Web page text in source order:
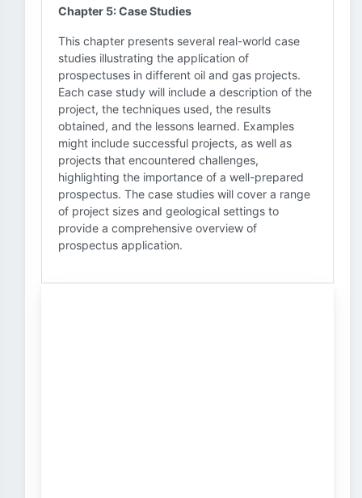
Chapter 5: Case Studies
This chapter presents several real-world case
studies illustrating the application of
prospectuses in different oil and gas projects.
Each case study will include a description of the
project, the techniques used, the results
obtained, and the lessons learned. Examples
might include successful projects, as well as
projects that encountered challenges,
highlighting the importance of a well-prepared
prospectus. The case studies will cover a range
of project sizes and geological settings to
provide a comprehensive overview of
prospectus application.